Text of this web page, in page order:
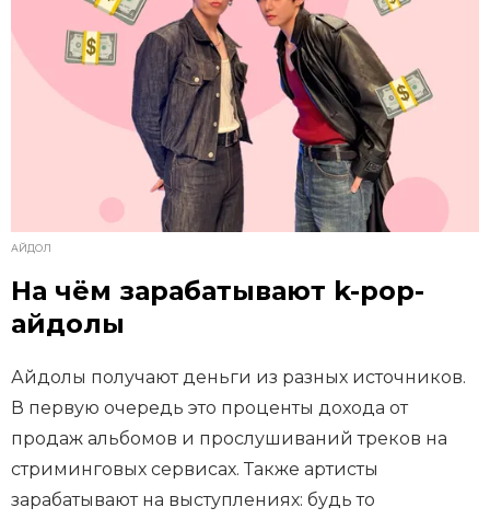
АЙДОЛ
На чём зарабатывают k-pop-
айдолы
Айдолы получают деньги из разных источников.
В первую очередь это проценты дохода от
продаж альбомов и прослушиваний треков на
стриминговых сервисах. Также артисты
зарабатывают на выступлениях: будь то